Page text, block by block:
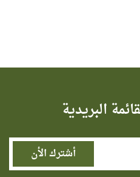
البريدية